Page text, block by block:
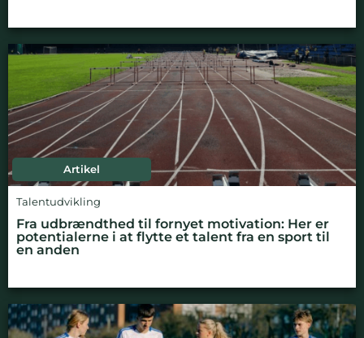
Artikel
Talentudvikling
Fra udbrændthed til fornyet motivation: Her er
potentialerne i at flytte et talent fra en sport til
en anden